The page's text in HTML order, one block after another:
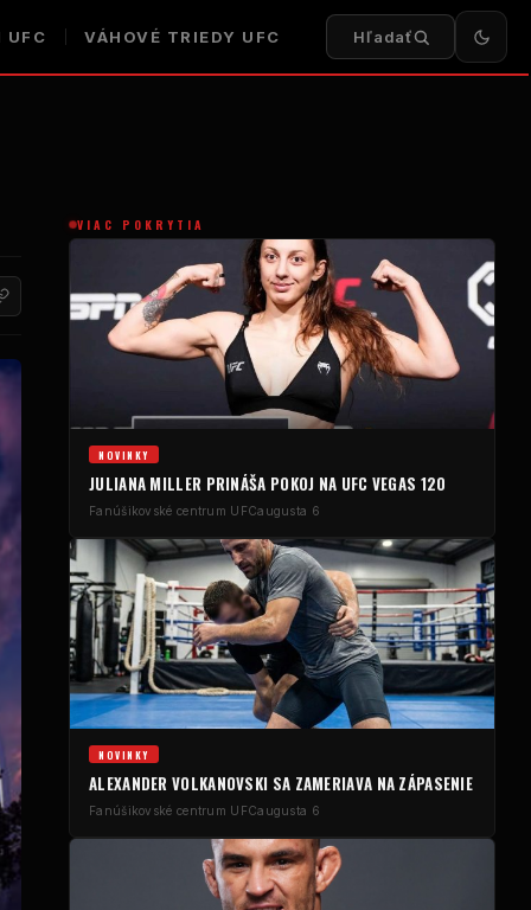
UFC VÁHOVÉ TRIEDY UFC Hľadať
VIAC POKRYTIA
NOVINKY
JULIANA MILLER PRINÁŠA POKOJ NA UFC VEGAS 120
Fanúšikovské centrum UFCaugusta 6
NOVINKY
ALEXANDER VOLKANOVSKI SA ZAMERIAVA NA ZÁPASENIE
Fanúšikovské centrum UFCaugusta 6